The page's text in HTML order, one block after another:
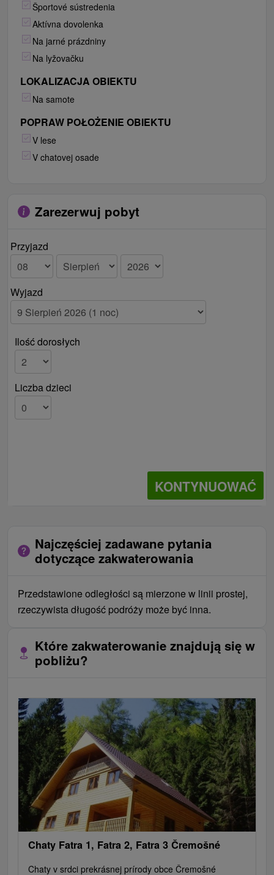
Športové sústredenia
Aktívna dovolenka
Na jarné prázdniny
Na lyžovačku
LOKALIZACJA OBIEKTU
Na samote
POPRAW POŁOŻENIE OBIEKTU
V lese
V chatovej osade
Zarezerwuj pobyt
Przyjazd
Wyjazd
Ilość dorosłych
Liczba dzieci
KONTYNUOWAĆ
Najczęściej zadawane pytania
dotyczące zakwaterowania
Przedstawione odległości są mierzone w linii prostej,
rzeczywista długość podróży może być inna.
Które zakwaterowanie znajdują się w
pobliżu?
Chaty Fatra 1, Fatra 2, Fatra 3 Čremošné
Chaty v srdci prekrásnej prírody obce Čremošné